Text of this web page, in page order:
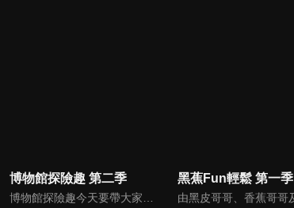
博物館探險趣 第二季 黑蕉Fun輕鬆 第一季